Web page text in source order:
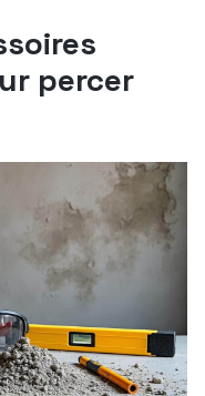
percer